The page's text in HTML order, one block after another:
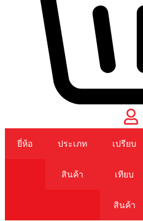
Cart
ยี่ห้อ ประเภท
สินค้า
เปรียบ
เทียบ
สินค้า